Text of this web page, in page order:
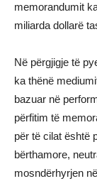
memorandumit
miliarda dollarë
Në përgjigje të
ka thënë
bazuar në
përfitim të
për të cilat është
bërthamore,
mosndërhyrjen